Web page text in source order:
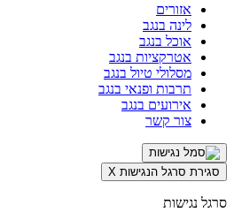
אזורים
לינה בנגב
אוכל בנגב
אטרקציות בנגב
מסלולי טיול בנגב
תרבות ופנאי בנגב
אירועים בנגב
צור קשר
סגירת סרגל הנגישות X
סרגל נגישות